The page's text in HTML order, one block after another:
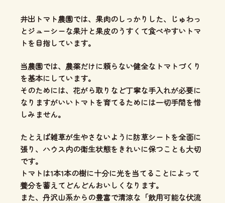
井出トマト農園では、 果肉のしっかりした、じゅわっ
とジューシーな果汁と果皮のうすくて食べやすいトマ
トを目指しています。
当農園では、 農薬だけに頼らない健全なトマトづくり
を基本にしています。
そのためには、花がら取りなど丁寧な手入れが必要に
なりますがいいトマトを育てるためには一切手間を惜
しみません。
たとえば雑草が生やさないように防草シートを全面に
張り、ハウス内の衛生状態をきれいに保つことも大切
です。
トマトは1本1本の樹に十分に光を当てることによって
養分を蓄えてどんどんおいしくなります。
また、丹沢山系からの豊富で清涼な「飲用可能な伏流